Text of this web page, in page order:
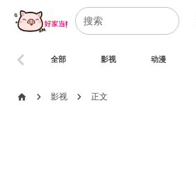
全部 影视 动漫
chevron_left
home chevron_right 影视 chevron_right 正文